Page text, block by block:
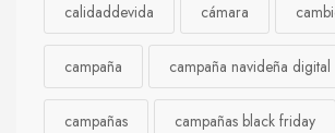
calidaddevida cámara
campaña campaña navideña digital
campañas campañas black friday